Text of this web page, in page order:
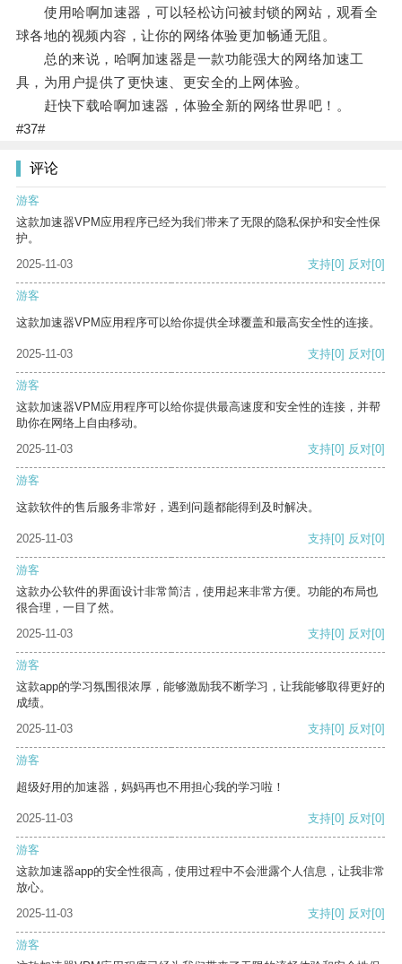
使用哈啊加速器，可以轻松访问被封锁的网站，观看全
球各地的视频内容，让你的网络体验更加畅通无阻。
总的来说，哈啊加速器是一款功能强大的网络加速工
具，为用户提供了更快速、更安全的上网体验。
赶快下载哈啊加速器，体验全新的网络世界吧！。
#37#
评论
游客
这款加速器VPM应用程序已经为我们带来了无限的隐私保护和安全性保
护。
2025-11-03
支持[0] 反对[0]
游客
这款加速器VPM应用程序可以给你提供全球覆盖和最高安全性的连接。
2025-11-03 支持[0] 反对[0]
游客
这款加速器VPM应用程序可以给你提供最高速度和安全性的连接，并帮
助你在网络上自由移动。
2025-11-03
支持[0] 反对[0]
游客
这款软件的售后服务非常好，遇到问题都能得到及时解决。
2025-11-03 支持[0] 反对[0]
游客
这款办公软件的界面设计非常简洁，使用起来非常方便。功能的布局也
很合理，一目了然。
2025-11-03
支持[0] 反对[0]
游客
这款app的学习氛围很浓厚，能够激励我不断学习，让我能够取得更好的
成绩。
2025-11-03
支持[0] 反对[0]
游客
超级好用的加速器，妈妈再也不用担心我的学习啦！
2025-11-03 支持[0] 反对[0]
游客
这款加速器app的安全性很高，使用过程中不会泄露个人信息，让我非常
放心。
2025-11-03
支持[0] 反对[0]
游客